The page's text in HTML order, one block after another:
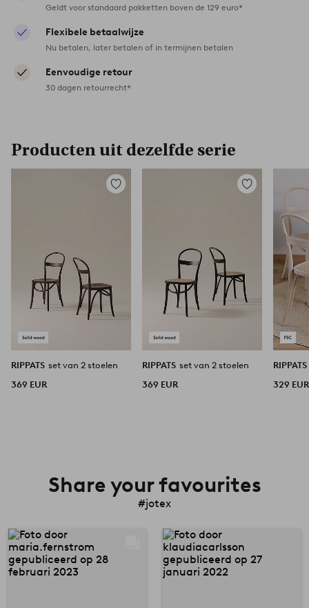
Geldt voor standaard pakketten boven de 129 euro*
Flexibele betaalwijze
Nu betalen, later betalen of in termijnen betalen
Eenvoudige retour
30 dagen retourrecht*
Producten uit dezelfde serie
Toevoegen
RIPPATS set van 2 stoelen
369 EUR
Toevoegen
RIPPATS set van 2 stoelen
369 EUR
RIPPATS
329 EUR
Share your favourites
#jotex